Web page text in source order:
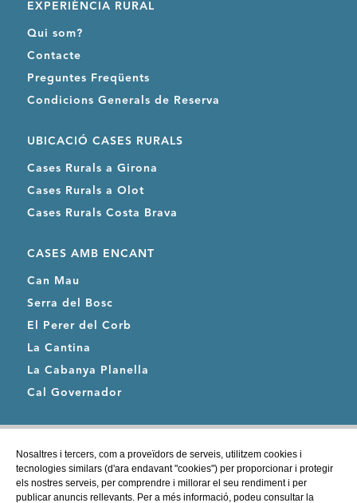
EXPERIÈNCIA RURAL
Qui som?
Contacte
Preguntes Freqüents
Condicions Generals de Reserva
UBICACIÓ CASES RURALS
Cases Rurals a Girona
Cases Rurals a Olot
Cases Rurals Costa Brava
CASES AMB ENCANT
Can Mau
Serra del Bosc
El Perer del Corb
La Cantina
La Cabanya Planella
Cal Governador
La Coma d'en Roca
Mas La Costa
Nosaltres i tercers, com a proveïdors de serveis, utilitzem cookies i
tecnologies similars (d'ara endavant "cookies") per proporcionar i protegir
els nostres serveis, per comprendre i millorar el seu rendiment i per
publicar anuncis rellevants. Per a més informació, podeu consultar la